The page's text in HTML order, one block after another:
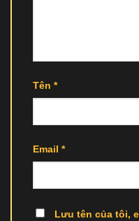
Tên *
Email *
Lưu tên của tôi,